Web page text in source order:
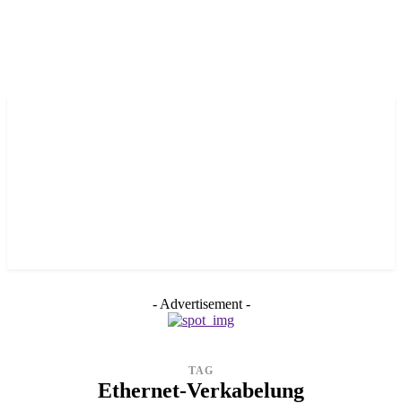
- Advertisement -
TAG
Ethernet-Verkabelung